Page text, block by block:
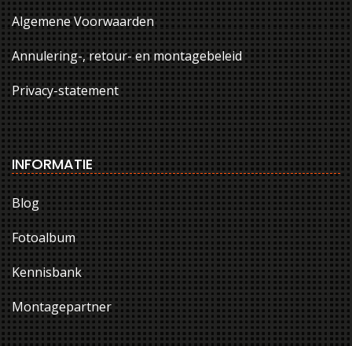
Algemene Voorwaarden
Annulering-, retour- en montagebeleid
Privacy-statement
INFORMATIE
Blog
Fotoalbum
Kennisbank
Montagepartner